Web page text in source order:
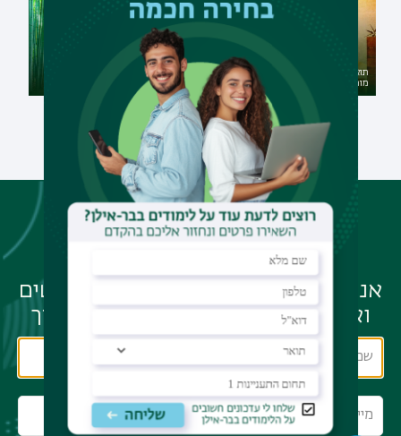
תואר שני בספרות משווה - מסלול
מורים
תואר ראשון רב-תחומי במדעי
הרוח במגמת אסיה עם מוזיקה -
דו-חוגי מובנה
לא מצאת את התוכנית
המתאימה לך?
אנחנו מזמינים אותך להשאיר לנו פרטים
ואנו נחזור עם רעיונות במיוחד עבורך